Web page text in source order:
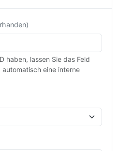
haben, lassen Sie das Feld
eine interne